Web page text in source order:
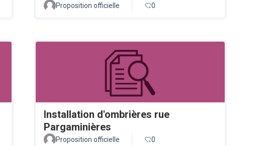
Proposition officielle 0
Installation d'ombrières rue
Pargaminières
Proposition officielle 0